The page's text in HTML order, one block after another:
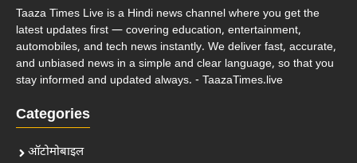
Taaza Times Live is a Hindi news channel where you get the
latest updates first — covering education, entertainment,
automobiles, and tech news instantly. We deliver fast, accurate,
and unbiased news in a simple and clear language, so that you
stay informed and updated always. - TaazaTimes.live
Categories
ऑटोमोबाइल